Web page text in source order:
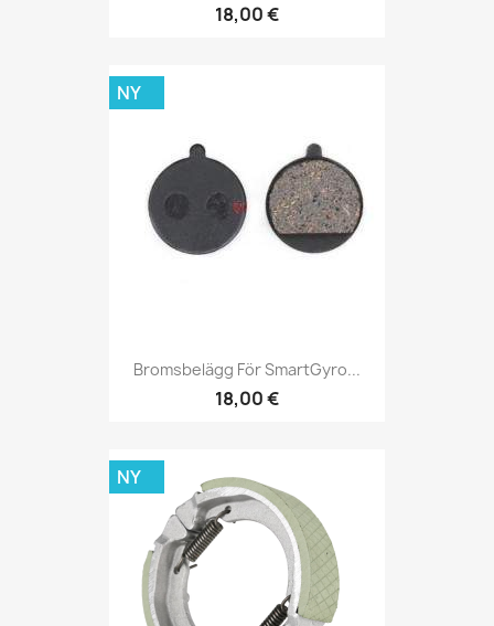
18,00 €
Bromsbelägg För SmartGyro...
18,00 €
NY
NY